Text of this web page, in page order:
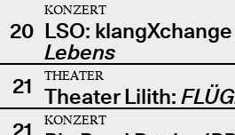
20
KONZERT
LSO: klangXchange
Lebens
21
THEATER
Theater Lilith:
KONZERT